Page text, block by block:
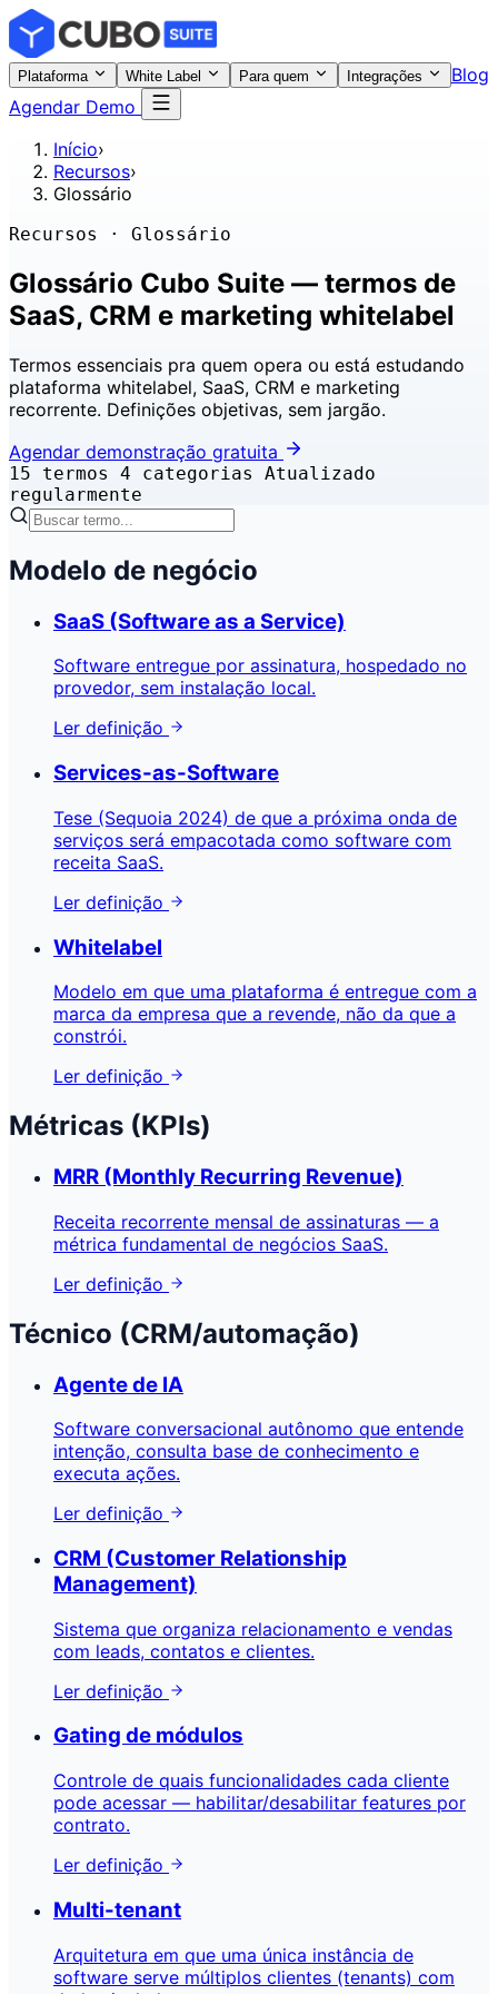
Plataforma White Label Para quem Integrações
Blog
Agendar Demo
Início›
Recursos›
Glossário
Recursos · Glossário
Glossário Cubo Suite — termos de
SaaS, CRM e marketing whitelabel
Termos essenciais pra quem opera ou está estudando
plataforma whitelabel, SaaS, CRM e marketing
recorrente. Definições objetivas, sem jargão.
Agendar demonstração gratuita
15 termos 4 categorias
Atualizado
regularmente
Modelo de negócio
SaaS (Software as a Service)
Software entregue por assinatura, hospedado no
provedor, sem instalação local.
Ler definição
Services-as-Software
Tese (Sequoia 2024) de que a próxima onda de
serviços será empacotada como software com
receita SaaS.
Ler definição
Whitelabel
Modelo em que uma plataforma é entregue com a
marca da empresa que a revende, não da que a
constrói.
Ler definição
Métricas (KPIs)
MRR (Monthly Recurring Revenue)
Receita recorrente mensal de assinaturas — a
métrica fundamental de negócios SaaS.
Ler definição
Técnico (CRM/automação)
Agente de IA
Software conversacional autônomo que entende
intenção, consulta base de conhecimento e
executa ações.
Ler definição
CRM (Customer Relationship
Management)
Sistema que organiza relacionamento e vendas
com leads, contatos e clientes.
Ler definição
Gating de módulos
Controle de quais funcionalidades cada cliente
pode acessar — habilitar/desabilitar features por
contrato.
Ler definição
Multi-tenant
Arquitetura em que uma única instância de
software serve múltiplos clientes (tenants) com